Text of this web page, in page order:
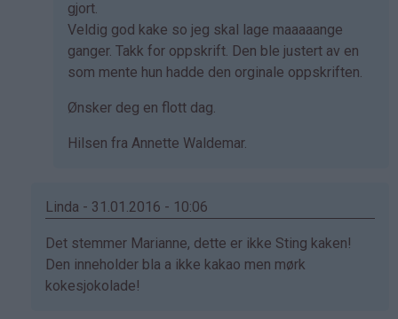
gjort.
Veldig god kake so jeg skal lage maaaaange
ganger. Takk for oppskrift. Den ble justert av en
som mente hun hadde den orginale oppskriften.
Ønsker deg en flott dag.
Hilsen fra Annette Waldemar.
Linda - 31.01.2016 - 10:06
Som
svar
på
Det stemmer Marianne, dette er ikke Sting kaken!
Den inneholder bla a ikke kakao men mørk
kokesjokolade!